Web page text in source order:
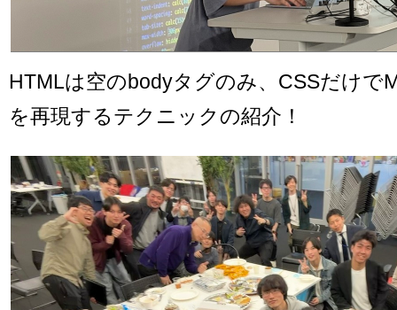
HTMLは空のbodyタグのみ、CSSだけで
を再現するテクニックの紹介！